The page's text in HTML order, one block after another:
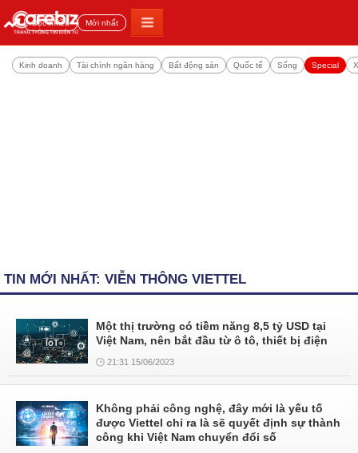
Đọc nhiều Mới nhất
Kinh doanh Tài chính ngân hàng Bất động sản Quốc tế Sống Special
TIN MỚI NHẤT: VIỄN THÔNG VIETTEL
Một thị trường có tiềm năng 8,5 tỷ USD tại
Việt Nam, nên bắt đầu từ ô tô, thiết bị điện
21:31 15/06/2023
Không phải công nghệ, đây mới là yếu tố
được Viettel chỉ ra là sẽ quyết định sự thành
công khi Việt Nam chuyển đổi số